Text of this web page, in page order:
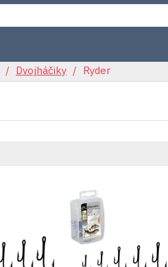
Dvojháčiky
Ryder